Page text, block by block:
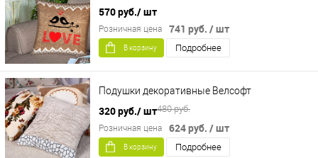
570 руб./ шт
741 руб. / шт
Розничная цена
В корзину Подробнее
Подушки декоративные Велсофт
320 руб./ шт480 руб.
624 руб. / шт
Розничная цена
В корзину Подробнее